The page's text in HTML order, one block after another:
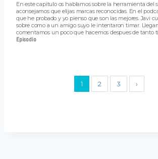
En este capitulo os hablamos sobre la herramienta del
aconsejamos que elijas marcas reconocidas. En el
que he probado y yo pienso que son las mejores. Javi
sobre como a un amigo suyo le intentaron timar.
comentamos un poco que hacemos despues de tanto
Episodio
1 2 3 ›